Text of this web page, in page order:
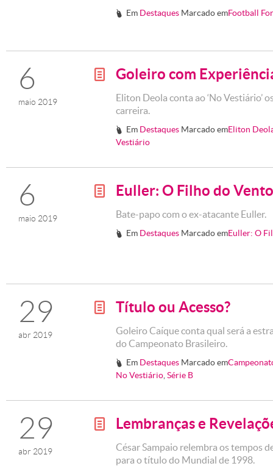
# Em Destaques Marcado emFootball
6
maio 2019
g Goleiro com
Eliton Deola conta ao ‘No Vestiário’
carreira.
# Em Destaques Marcado emEliton
Vestiário
6
maio 2019
g Euller: O Filho do Vento
Bate-papo com o ex-atacante Euller.
# Em Destaques Marcado emEuller: O
29
abr 2019
g Título ou Acesso?
Goleiro Caíque conta qual será a
do Campeonato Brasileiro.
# Em Destaques Marcado em
No Vestiário Série B
29
abr 2019
g Lembranças e
César Sampaio relembra os tempos
para o título do Mundial de 1998.